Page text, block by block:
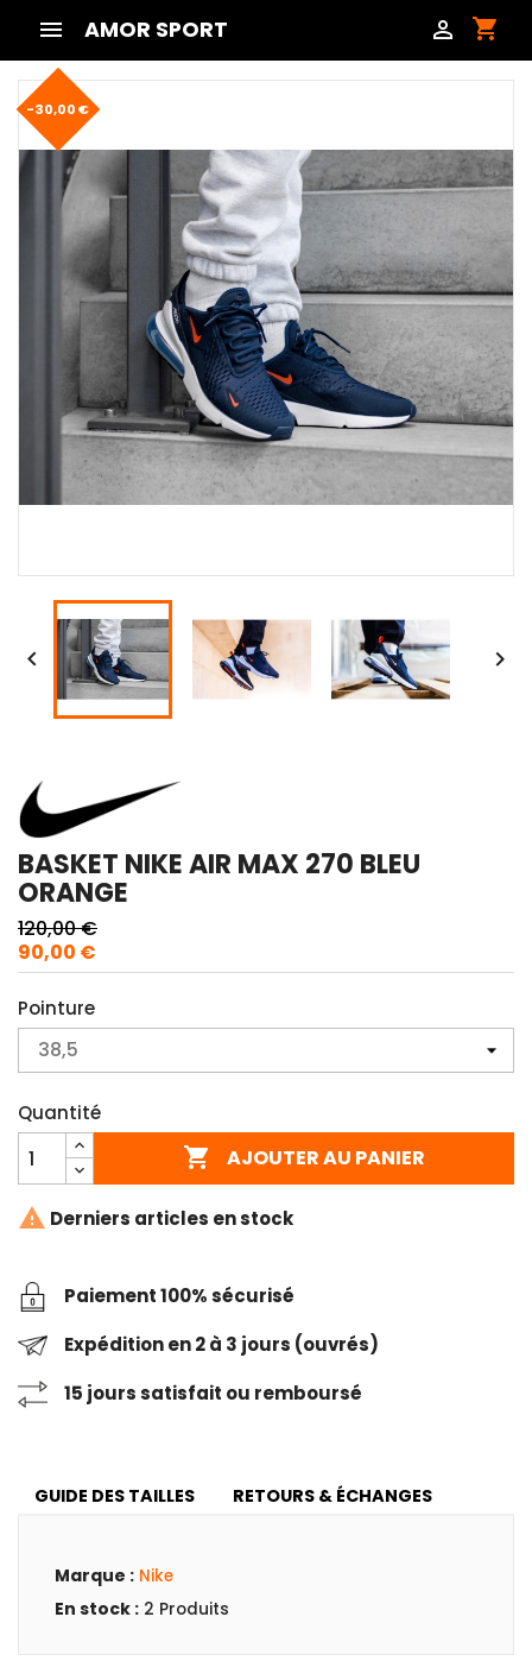
 shopping_cart

AMOR SPORT
-30,00 €
 
BASKET NIKE AIR MAX 270 BLEU
ORANGE
120,00 €
90,00 €
Pointure
Quantité
 AJOUTER AU PANIER
 Derniers articles en stock
Paiement 100% sécurisé
Expédition en 2 à 3 jours (ouvrés)
15 jours satisfait ou remboursé
GUIDE DES TAILLES RETOURS & ÉCHANGES
Marque : Nike
En stock : 2 Produits